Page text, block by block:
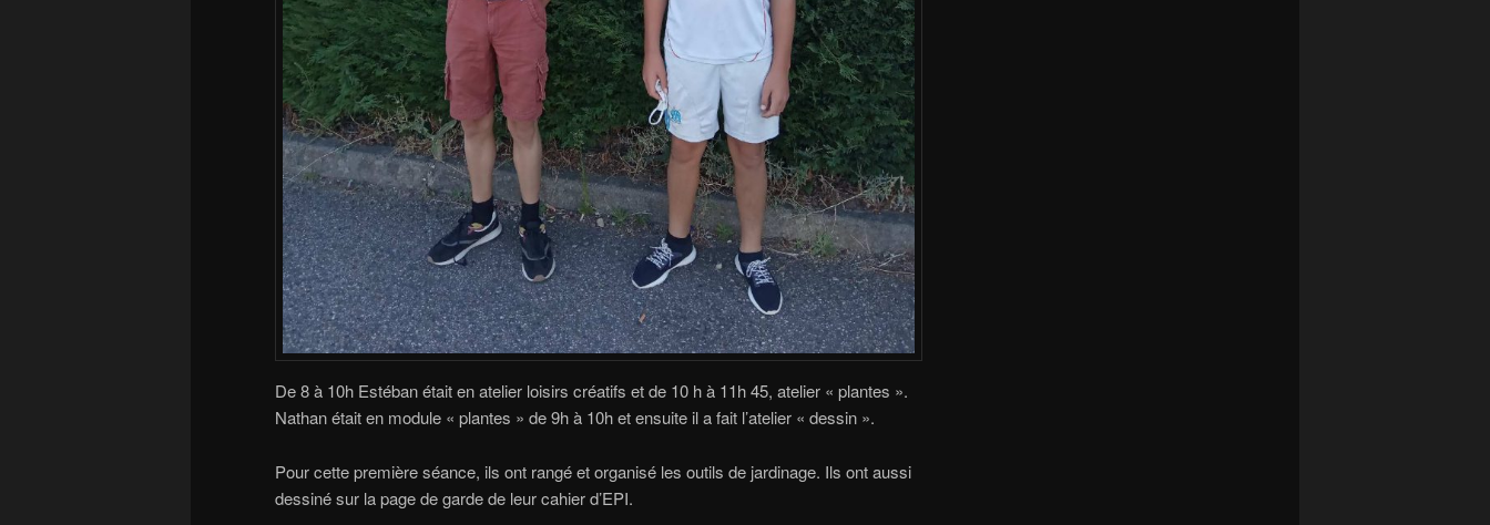
De 8 à 10h Estéban était en atelier loisirs créatifs et de 10 h à 11h 45, atelier « plantes ».
Nathan était en module « plantes » de 9h à 10h et ensuite il a fait l’atelier « dessin ».
Pour cette première séance, ils ont rangé et organisé les outils de jardinage. Ils ont aussi
dessiné sur la page de garde de leur cahier d’EPI.